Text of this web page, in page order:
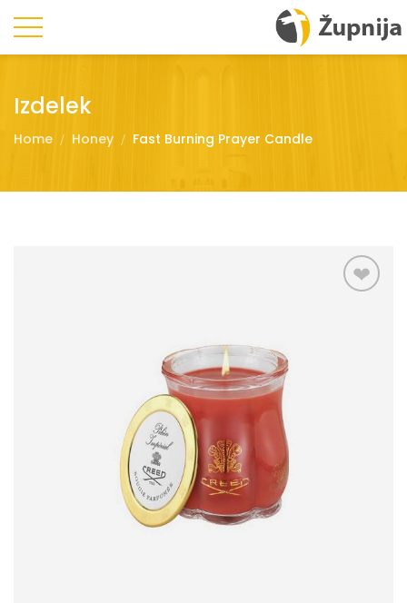
Izdelek
Home Honey Fast Burning Prayer Candle